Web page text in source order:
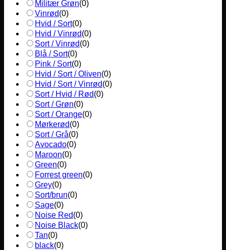
Militær Grøn(0)
Vinrød(0)
Hvid / Sort(0)
Hvid / Vinrød(0)
Sort / Vinrød(0)
Blå / Sort(0)
Pink / Sort(0)
Hvid / Sort / Oliven(0)
Hvid / Sort / Vinrød(0)
Sort / Hvid / Rød(0)
Sort / Grøn(0)
Sort / Orange(0)
Mørkerød(0)
Sort / Grå(0)
Avocado(0)
Maroon(0)
Green(0)
Forrest green(0)
Grey(0)
Sort/brun(0)
Sage(0)
Noise Red(0)
Noise Black(0)
Tan(0)
black(0)